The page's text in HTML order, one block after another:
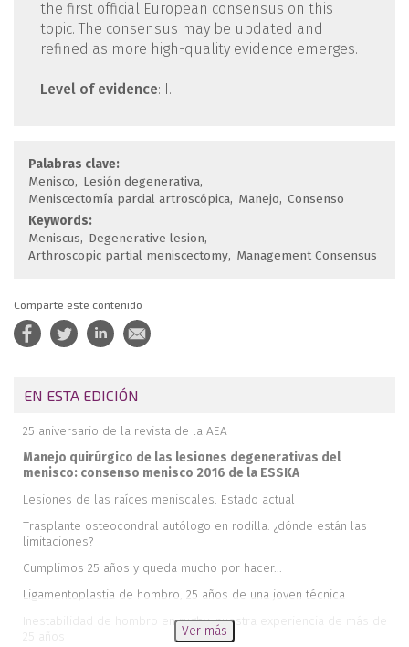
the first official European consensus on this
topic. The consensus may be updated and
refined as more high-quality evidence emerges.
Level of evidence: I.
Palabras clave:
Menisco
Lesión degenerativa
Meniscectomía parcial artroscópica Manejo Consenso
Keywords:
Meniscus
Degenerative lesion
Arthroscopic partial meniscectomy Management Consensus
Comparte este contenido
EN ESTA EDICIÓN
25 aniversario de la revista de la AEA
Manejo quirúrgico de las lesiones degenerativas del
menisco: consenso menisco 2016 de la ESSKA
Lesiones de las raíces meniscales. Estado actual
Trasplante osteocondral autólogo en rodilla: ¿dónde están las
limitaciones?
Cumplimos 25 años y queda mucho por hacer...
Ligamentoplastia de hombro, 25 años de una joven técnica
Inestabilidad de hombro en rugby: nuestra experiencia de más de
Ver más